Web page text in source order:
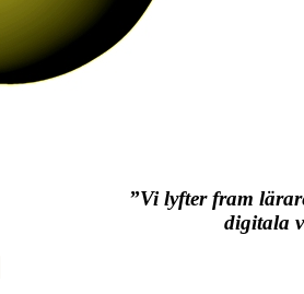
”Vi lyfter fram
digitala